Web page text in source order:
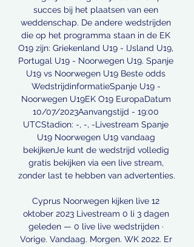
succes bij het plaatsen van een
weddenschap. De andere wedstrijden
die op het programma staan in de EK
O19 zijn: Griekenland U19 - IJsland U19,
Portugal U19 - Noorwegen U19. Spanje
U19 vs Noorwegen U19 Beste odds
WedstrijdinformatieSpanje U19 -
Noorwegen U19EK O19 EuropaDatum
10/07/2023Aanvangstijd - 19:00
UTCStadion: -, -, -Livestream Spanje
U19 Noorwegen U19 vandaag
bekijkenJe kunt de wedstrijd volledig
gratis bekijken via een live stream,
zonder last te hebben van advertenties.
Cyprus Noorwegen kijken live 12
oktober 2023 Livestream 0 li 3 dagen
geleden — 0 live live wedstrijden ·
Vorige. Vandaag. Morgen. WK 2022. Er